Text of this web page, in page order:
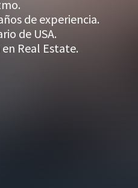
de experiencia.
de USA.
Real Estate.